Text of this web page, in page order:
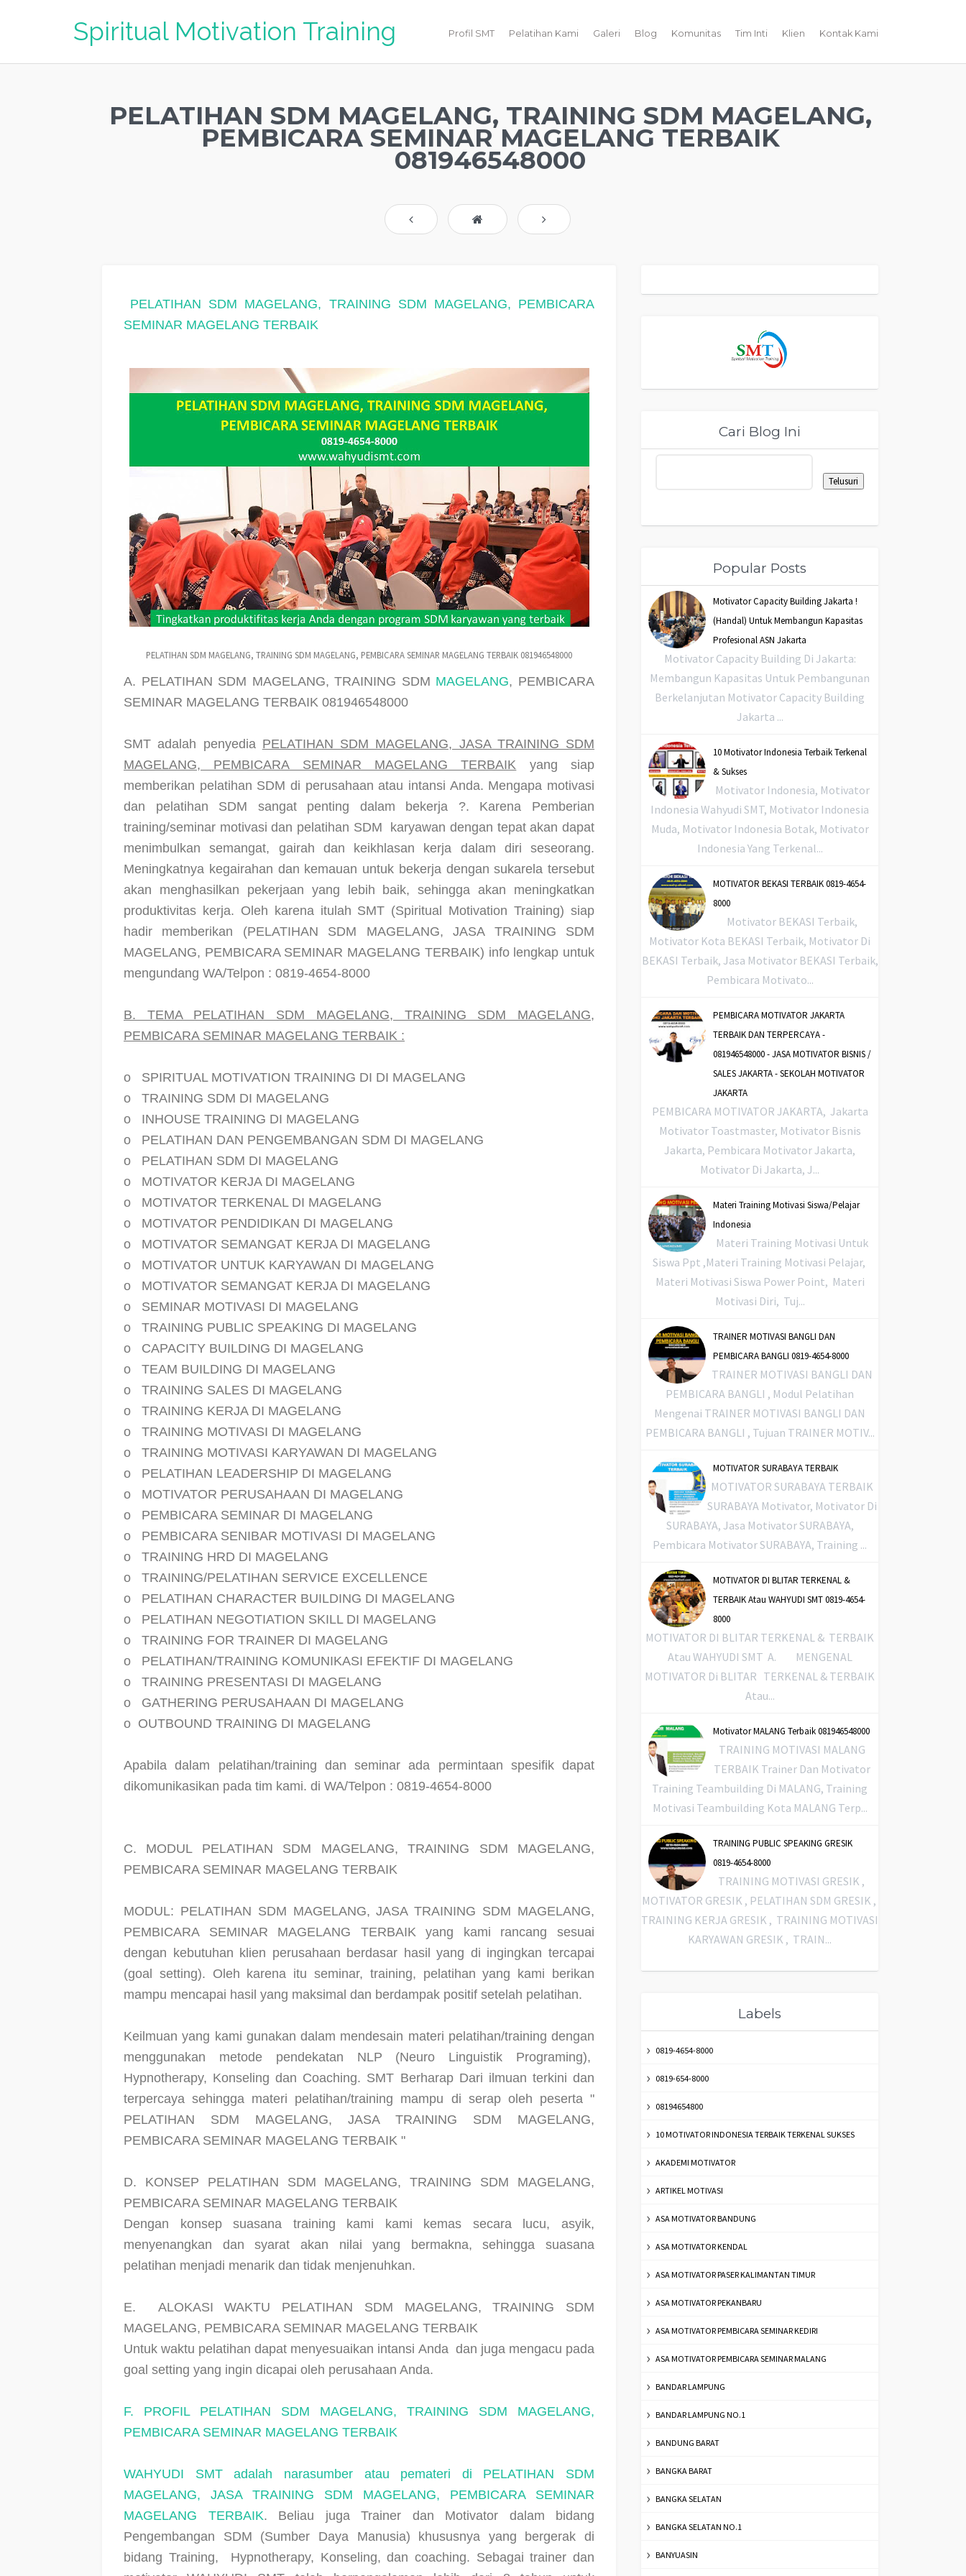
Spiritual Motivation Training Profil SMT Pelatihan Kami Galeri Blog Komunitas Tim Inti Klien Kontak Kami
PELATIHAN SDM MAGELANG, TRAINING SDM MAGELANG,
PEMBICARA SEMINAR MAGELANG TERBAIK
081946548000
PELATIHAN SDM MAGELANG, TRAINING SDM MAGELANG, PEMBICARA
SEMINAR MAGELANG TERBAIK
PELATIHAN SDM MAGELANG, TRAINING SDM MAGELANG, PEMBICARA SEMINAR MAGELANG TERBAIK 081946548000
A. PELATIHAN SDM MAGELANG, TRAINING SDM MAGELANG, PEMBICARA
SEMINAR MAGELANG TERBAIK 081946548000
SMT adalah penyedia PELATIHAN SDM MAGELANG, JASA TRAINING SDM
MAGELANG, PEMBICARA SEMINAR MAGELANG TERBAIK yang siap
memberikan pelatihan SDM di perusahaan atau intansi Anda. Mengapa motivasi
dan pelatihan SDM sangat penting dalam bekerja ?. Karena Pemberian
training/seminar motivasi dan pelatihan SDM
karyawan dengan tepat akan dapat
menimbulkan semangat, gairah dan keikhlasan kerja dalam diri seseorang.
Meningkatnya kegairahan dan kemauan untuk bekerja dengan sukarela tersebut
akan menghasilkan pekerjaan yang lebih baik, sehingga akan meningkatkan
produktivitas kerja. Oleh karena itulah SMT (Spiritual Motivation Training) siap
hadir memberikan (PELATIHAN SDM MAGELANG, JASA TRAINING SDM
MAGELANG, PEMBICARA SEMINAR MAGELANG TERBAIK) info lengkap untuk
mengundang WA/Telpon : 0819-4654-8000
B. TEMA PELATIHAN SDM MAGELANG, TRAINING SDM MAGELANG,
PEMBICARA SEMINAR MAGELANG TERBAIK :
o
SPIRITUAL MOTIVATION TRAINING DI DI MAGELANG
o
TRAINING SDM DI MAGELANG
o
INHOUSE TRAINING DI MAGELANG
o
PELATIHAN DAN PENGEMBANGAN SDM DI MAGELANG
o
PELATIHAN SDM DI MAGELANG
o
MOTIVATOR KERJA DI MAGELANG
o
MOTIVATOR TERKENAL DI MAGELANG
o
MOTIVATOR PENDIDIKAN DI MAGELANG
o
MOTIVATOR SEMANGAT KERJA DI MAGELANG
o
MOTIVATOR UNTUK KARYAWAN DI MAGELANG
o
MOTIVATOR SEMANGAT KERJA DI MAGELANG
o
SEMINAR MOTIVASI DI MAGELANG
o
TRAINING PUBLIC SPEAKING DI MAGELANG
o
CAPACITY BUILDING DI MAGELANG
o
TEAM BUILDING DI MAGELANG
o
TRAINING SALES DI MAGELANG
o
TRAINING KERJA DI MAGELANG
o
TRAINING MOTIVASI DI MAGELANG
o
TRAINING MOTIVASI KARYAWAN DI MAGELANG
o
PELATIHAN LEADERSHIP DI MAGELANG
o
MOTIVATOR PERUSAHAAN DI MAGELANG
o
PEMBICARA SEMINAR DI MAGELANG
o
PEMBICARA SENIBAR MOTIVASI DI MAGELANG
o
TRAINING HRD DI MAGELANG
o
TRAINING/PELATIHAN SERVICE EXCELLENCE
o
PELATIHAN CHARACTER BUILDING DI MAGELANG
o
PELATIHAN NEGOTIATION SKILL DI MAGELANG
o
TRAINING FOR TRAINER DI MAGELANG
o
PELATIHAN/TRAINING KOMUNIKASI EFEKTIF DI MAGELANG
o
TRAINING PRESENTASI DI MAGELANG
o
GATHERING PERUSAHAAN DI MAGELANG
o OUTBOUND TRAINING DI MAGELANG
Apabila dalam pelatihan/training dan seminar ada permintaan spesifik dapat
dikomunikasikan pada tim kami. di WA/Telpon : 0819-4654-8000
C. MODUL PELATIHAN SDM MAGELANG, TRAINING SDM MAGELANG,
PEMBICARA SEMINAR MAGELANG TERBAIK
MODUL: PELATIHAN SDM MAGELANG, JASA TRAINING SDM MAGELANG,
PEMBICARA SEMINAR MAGELANG TERBAIK yang kami rancang sesuai
dengan kebutuhan klien perusahaan berdasar hasil yang di ingingkan tercapai
(goal setting). Oleh karena itu seminar, training, pelatihan yang kami berikan
mampu mencapai hasil yang maksimal dan berdampak positif setelah pelatihan.
Keilmuan yang kami gunakan dalam mendesain materi pelatihan/training dengan
menggunakan metode pendekatan NLP (Neuro Linguistik Programing),
Hypnotherapy, Konseling dan Coaching. SMT Berharap Dari ilmuan terkini dan
terpercaya sehingga materi pelatihan/training mampu di serap oleh peserta "
PELATIHAN SDM MAGELANG, JASA TRAINING SDM MAGELANG,
PEMBICARA SEMINAR MAGELANG TERBAIK "
D. KONSEP PELATIHAN SDM MAGELANG, TRAINING SDM MAGELANG,
PEMBICARA SEMINAR MAGELANG TERBAIK
Dengan konsep suasana training kami kami kemas secara lucu, asyik,
menyenangkan dan syarat akan nilai yang bermakna, sehingga suasana
pelatihan menjadi menarik dan tidak menjenuhkan.
E.
ALOKASI WAKTU PELATIHAN SDM MAGELANG, TRAINING SDM
MAGELANG, PEMBICARA SEMINAR MAGELANG TERBAIK
Untuk waktu pelatihan dapat menyesuaikan intansi Anda dan juga mengacu pada
goal setting yang ingin dicapai oleh perusahaan Anda.
F. PROFIL PELATIHAN SDM MAGELANG, TRAINING SDM MAGELANG,
PEMBICARA SEMINAR MAGELANG TERBAIK
WAHYUDI SMTadalah narasumber atau pemateri di PELATIHAN SDM
MAGELANG, JASA TRAINING SDM MAGELANG, PEMBICARA SEMINAR
MAGELANG TERBAIK. Beliau juga Trainer dan Motivator dalam bidang
Pengembangan SDM (Sumber Daya Manusia) khususnya yang bergerak di
bidang Training,
Hypnotherapy, Konseling, dan coaching. Sebagai trainer dan
Cari Blog Ini
Popular Posts
Motivator Capacity Building Jakarta !
(Handal) Untuk Membangun Kapasitas
Profesional ASN Jakarta
Motivator Capacity Building Di Jakarta:
Membangun Kapasitas Untuk Pembangunan
Berkelanjutan Motivator Capacity Building
Jakarta ...
10 Motivator Indonesia Terbaik Terkenal
& Sukses
Motivator Indonesia, Motivator
Indonesia Wahyudi SMT, Motivator Indonesia
Muda, Motivator Indonesia Botak, Motivator
Indonesia Yang Terkenal...
MOTIVATOR BEKASI TERBAIK 0819-4654-
8000
Motivator BEKASI Terbaik,
Motivator Kota BEKASI Terbaik, Motivator Di
BEKASI Terbaik, Jasa Motivator BEKASI Terbaik,
Pembicara Motivato...
PEMBICARA MOTIVATOR JAKARTA
TERBAIK DAN TERPERCAYA -
081946548000 - JASA MOTIVATOR BISNIS /
SALES JAKARTA - SEKOLAH MOTIVATOR
JAKARTA
PEMBICARA MOTIVATOR JAKARTA, Jakarta
Motivator Toastmaster, Motivator Bisnis
Jakarta, Pembicara Motivator Jakarta,
Motivator Di Jakarta, J...
Materi Training Motivasi Siswa/Pelajar
Indonesia
Materi Training Motivasi Untuk
Siswa Ppt ,Materi Training Motivasi Pelajar,
Materi Motivasi Siswa Power Point, Materi
Motivasi Diri, Tuj...
TRAINER MOTIVASI BANGLI DAN
PEMBICARA BANGLI 0819-4654-8000
TRAINER MOTIVASI BANGLI DAN
PEMBICARA BANGLI , Modul Pelatihan
Mengenai TRAINER MOTIVASI BANGLI DAN
PEMBICARA BANGLI , Tujuan TRAINER MOTIV...
MOTIVATOR SURABAYA TERBAIK
MOTIVATOR SURABAYA TERBAIK
SURABAYA Motivator, Motivator Di
SURABAYA, Jasa Motivator SURABAYA,
Pembicara Motivator SURABAYA, Training ...
MOTIVATOR DI BLITAR TERKENAL &
TERBAIK Atau WAHYUDI SMT 0819-4654-
8000
MOTIVATOR DI BLITAR TERKENAL & TERBAIK
Atau WAHYUDI SMT A. MENGENAL
MOTIVATOR Di BLITAR TERKENAL & TERBAIK
Atau...
Motivator MALANG Terbaik 081946548000
TRAINING MOTIVASI MALANG
TERBAIK Trainer Dan Motivator
Training Teambuilding Di MALANG, Training
Motivasi Teambuilding Kota MALANG Terp...
TRAINING PUBLIC SPEAKING GRESIK
0819-4654-8000
TRAINING MOTIVASI GRESIK ,
MOTIVATOR GRESIK , PELATIHAN SDM GRESIK ,
TRAINING KERJA GRESIK , TRAINING MOTIVASI
KARYAWAN GRESIK , TRAIN...
Labels
0819-4654-8000
0819-654-8000
08194654800
10 MOTIVATOR INDONESIA TERBAIK TERKENAL SUKSES
AKADEMI MOTIVATOR
ARTIKEL MOTIVASI
ASA MOTIVATOR BANDUNG
ASA MOTIVATOR KENDAL
ASA MOTIVATOR PASER KALIMANTAN TIMUR
ASA MOTIVATOR PEKANBARU
ASA MOTIVATOR PEMBICARA SEMINAR KEDIRI
ASA MOTIVATOR PEMBICARA SEMINAR MALANG
BANDAR LAMPUNG
BANDAR LAMPUNG NO.1
BANDUNG BARAT
BANGKA BARAT
BANGKA SELATAN
BANGKA SELATAN NO.1
BANYUASIN